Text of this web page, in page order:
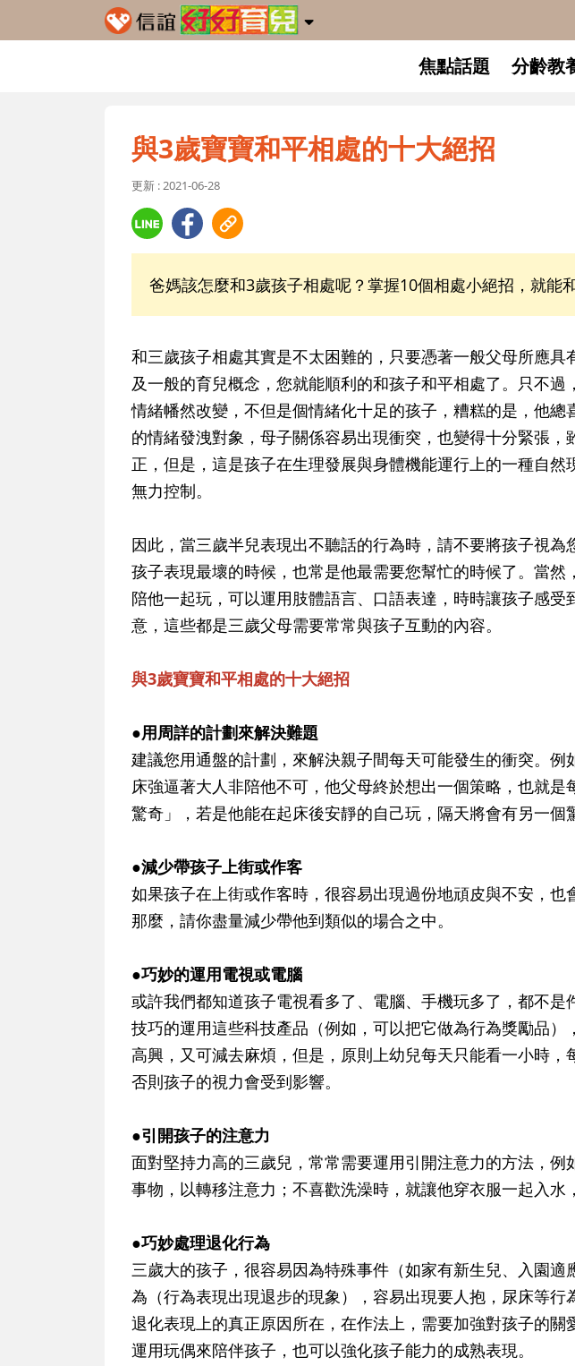
焦點話題 分齡教
與3歲寶寶和平相處的十大絕招
更新 : 2021-06-28
爸媽該怎麼和3歲孩子相處呢？掌握10個相處小絕招，就能
和三歲孩子相處其實是不太困難的，只要憑著一般父母所應具
及一般的育兒概念，您就能順利的和孩子和平相處了。只不過
情緒幡然改變，不但是個情緒化十足的孩子，糟糕的是，他總
的情緒發洩對象，母子關係容易出現衝突，也變得十分緊張，
正，但是，這是孩子在生理發展與身體機能運行上的一種自然
無力控制。
因此，當三歲半兒表現出不聽話的行為時，請不要將孩子視為
孩子表現最壞的時候，也常是他最需要您幫忙的時候了。當然
陪他一起玩，可以運用肢體語言、口語表達，時時讓孩子感受
意，這些都是三歲父母需要常常與孩子互動的內容。
與3歲寶寶和平相處的十大絕招
●用周詳的計劃來解決難題
建議您用通盤的計劃，來解決親子間每天可能發生的衝突。例
床強逼著大人非陪他不可，他父母終於想出一個策略，也就是
驚奇」，若是他能在起床後安靜的自己玩，隔天將會有另一個
●減少帶孩子上街或作客
如果孩子在上街或作客時，很容易出現過份地頑皮與不安，也
那麼，請你盡量減少帶他到類似的場合之中。
●巧妙的運用電視或電腦
或許我們都知道孩子電視看多了、電腦、手機玩多了，都不是
技巧的運用這些科技產品（例如，可以把它做為行為獎勵品）
高興，又可減去麻煩，但是，原則上幼兒每天只能看一小時，
否則孩子的視力會受到影響。
●引開孩子的注意力
面對堅持力高的三歲兒，常常需要運用引開注意力的方法，例
事物，以轉移注意力；不喜歡洗澡時，就讓他穿衣服一起入水
●巧妙處理退化行為
三歲大的孩子，很容易因為特殊事件（如家有新生兒、入園適
為（行為表現出現退步的現象），容易出現要人抱，尿床等行
退化表現上的真正原因所在，在作法上，需要加強對孩子的關
運用玩偶來陪伴孩子，也可以強化孩子能力的成熟表現。
升小
寶貝即
和教育
生活及
生活與